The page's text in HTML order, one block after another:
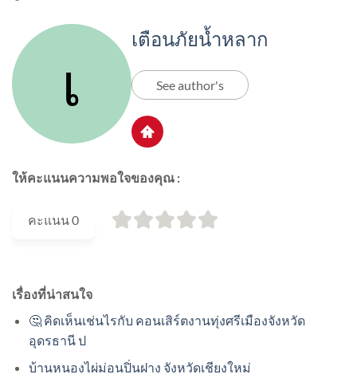
เตือนภัยน้ำหลาก
See author's
ให้คะแนนความพอใจของคุณ :
คะแนน0
เรื่องที่น่าสนใจ
🤔 คิดเห็นเช่นไรกับ คอนเสิร์ตงานทุ่งศรีเมืองจังหวัด
อุดรธานี ป
บ้านหนองไผ่ม่อนปิ่นฝาง จังหวัดเชียงใหม่